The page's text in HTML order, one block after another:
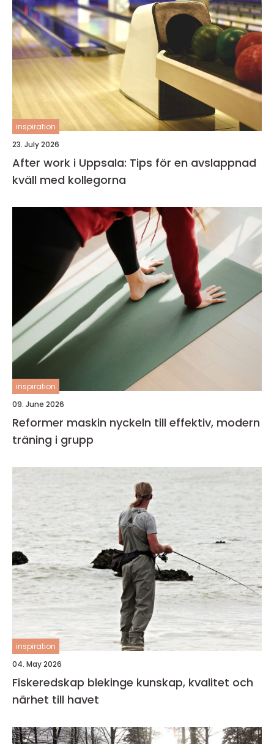
inspiration
23. July 2026
After work i Uppsala: Tips för en avslappnad
kväll med kollegorna
inspiration
09. June 2026
Reformer maskin nyckeln till effektiv, modern
träning i grupp
inspiration
04. May 2026
Fiskeredskap blekinge kunskap, kvalitet och
närhet till havet